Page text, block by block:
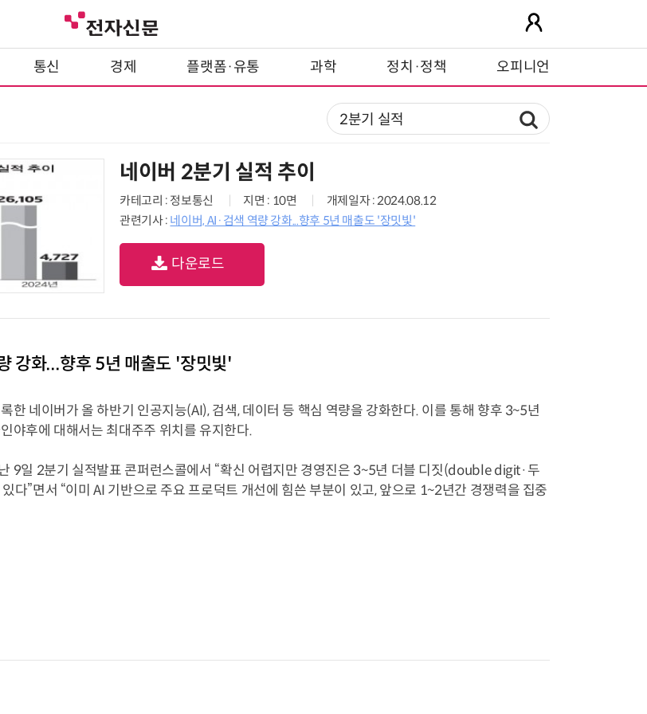
통신 경제 플랫폼·유통 과학 정치·정책 오피니언
네이버 2분기 실적 추이
카테고리 : 정보통신 지면 : 10면
개제일자 : 2024.08.12
관련기사 : 네이버, AI·검색 역량 강화...향후 5년 매출도 '장밋빛'
다운로드
강화...향후 5년 매출도 '장밋빛'
한 네이버가 올 하반기 인공지능(AI), 검색, 데이터 등 핵심 역량을 강화한다. 이를 통해 향후 3~5년
야후에 대해서는 최대주주 위치를 유지한다.
9일 2분기 실적발표 콘퍼런스콜에서 “확신 어렵지만 경영진은 3~5년 더블 디짓(double digit·두
다”면서 “이미 AI 기반으로 주요 프로덕트 개선에 힘쓴 부분이 있고, 앞으로 1~2년간 경쟁력을 집중